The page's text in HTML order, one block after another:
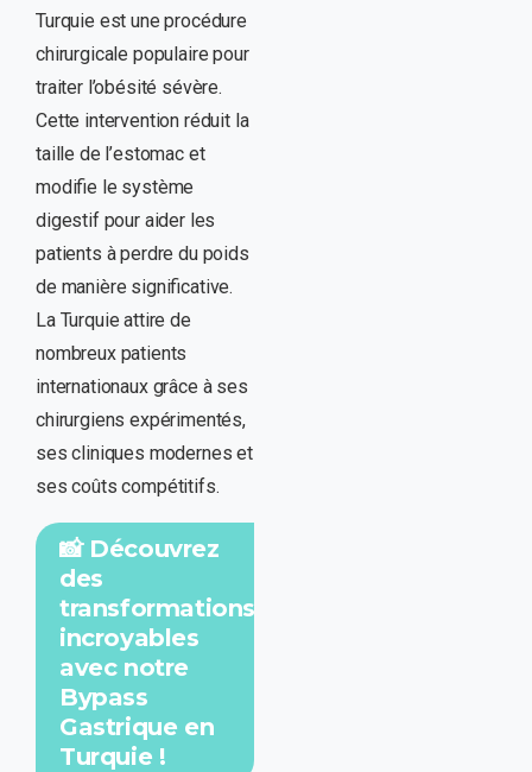
Turquie est une procédure
chirurgicale populaire pour
traiter l’obésité sévère.
Cette intervention réduit la
taille de l’estomac et
modifie le système
digestif pour aider les
patients à perdre du poids
de manière significative.
La Turquie attire de
nombreux patients
internationaux grâce à ses
chirurgiens expérimentés,
ses cliniques modernes et
ses coûts compétitifs.
📸 Découvrez
des
transformations
incroyables
avec notre
Bypass
Gastrique en
Turquie !